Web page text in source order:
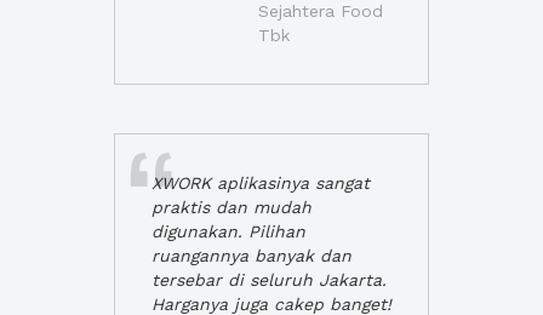
Sejahtera Food
Tbk
XWORK aplikasinya sangat
praktis dan mudah
digunakan. Pilihan
ruangannya banyak dan
tersebar di seluruh Jakarta.
Harganya juga cakep banget!